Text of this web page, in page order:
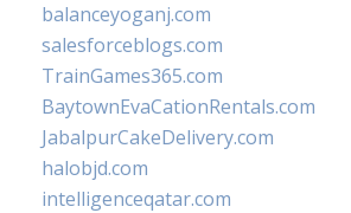
balanceyoganj.com
salesforceblogs.com
TrainGames365.com
BaytownEvaCationRentals.com
JabalpurCakeDelivery.com
halobjd.com
intelligenceqatar.com